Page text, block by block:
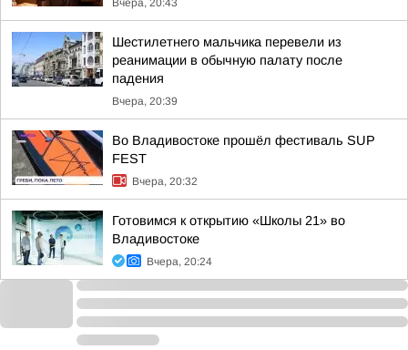
Вчера, 20:43
Шестилетнего мальчика перевели из
реанимации в обычную палату после
падения
Вчера, 20:39
Во Владивостоке прошёл фестиваль SUP
FEST
Вчера, 20:32
Готовимся к открытию «Школы 21» во
Владивостоке
Вчера, 20:24